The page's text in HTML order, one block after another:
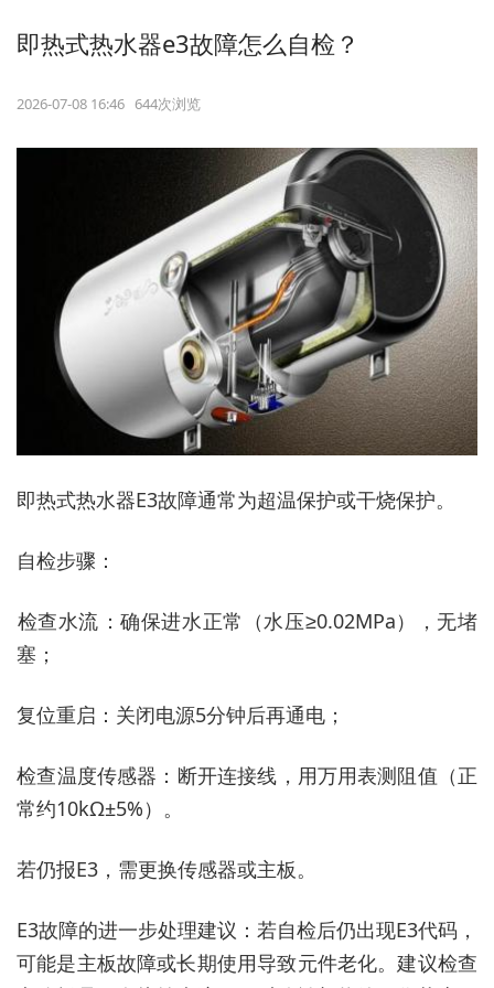
即热式热水器e3故障怎么自检？
2026-07-08 16:46 644次浏览
即热式热水器E3故障通常为‌超温保护‌或‌干烧保护‌。
‌自检步骤：‌
‌检查水流‌：确保进水正常（水压≥0.02MPa），无堵
塞；
‌复位重启‌：关闭电源5分钟后再通电；
‌检查温度传感器‌：断开连接线，用万用表测阻值（正
常约10kΩ±5%）。
若仍报E3，需更换传感器或主板。
‌E3故障的进一步处理建议‌：若自检后仍出现E3代码，
可能是主板故障或长期使用导致元件老化。建议检查